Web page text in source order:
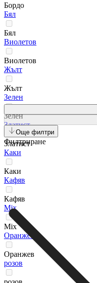
Бордо
Бял
Бял
Виолетов
Виолетов
Жълт
Жълт
Зелен
Зелен
Златист
Златист
Каки
Каки
Кафяв
Кафяв
Мix
Мix
Оранжев
Оранжев
розов
Още филтри
Филтриране